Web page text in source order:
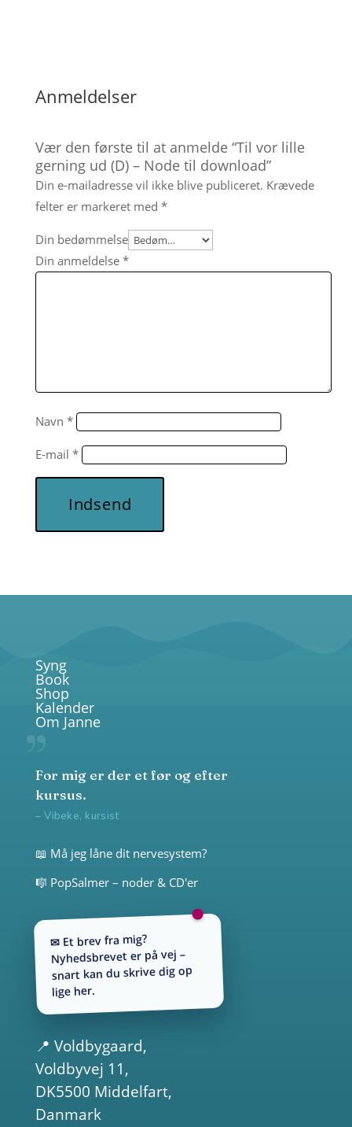
Anmeldelser
Vær den første til at anmelde “Til vor lille
gerning ud (D) – Node til download”
Din e-mailadresse vil ikke blive publiceret. Krævede
felter er markeret med *
Din bedømmelse
Din anmeldelse *
Navn *
E-mail *
Indsend
Syng
Book
Shop
Kalender
Om Janne
For mig er der et før og efter
kursus.
– Vibeke, kursist
📖 Må jeg låne dit nervesystem?
🎼 PopSalmer – noder & CD'er
✉ Et brev fra mig?
Nyhedsbrevet er på vej –
snart kan du skrive dig op
lige her.
📍 Voldbygaard,
Voldbyvej 11,
DK5500 Middelfart,
Danmark